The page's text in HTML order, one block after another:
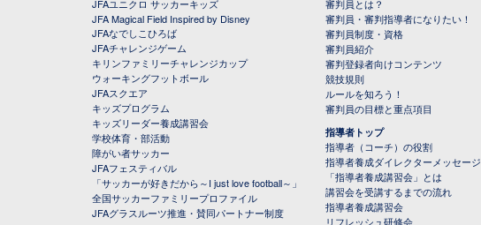
JFAユニクロ サッカーキッズ
JFA Magical Field Inspired by Disney
JFAなでしこひろば
JFAチャレンジゲーム
キリンファミリーチャレンジカップ
ウォーキングフットボール
JFAスクエア
キッズプログラム
キッズリーダー養成講習会
学校体育・部活動
障がい者サッカー
JFAフェスティバル
「サッカーが好きだから～I just love football～」
全国サッカーファミリープロファイル
JFAグラスルーツ推進・賛同パートナー制度
審判員とは？
審判員・審判指導者になりたい！
審判員制度・資格
審判員紹介
審判登録者向けコンテンツ
競技規則
ルールを知ろう！
審判員の目標と重点項目
指導者トップ
指導者（コーチ）の役割
指導者養成ダイレクターメッセージ
「指導者養成講習会」とは
講習会を受講するまでの流れ
指導者養成講習会
リフレッシュ研修会